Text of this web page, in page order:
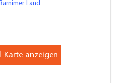
Barnimer Land
Karte anzeigen